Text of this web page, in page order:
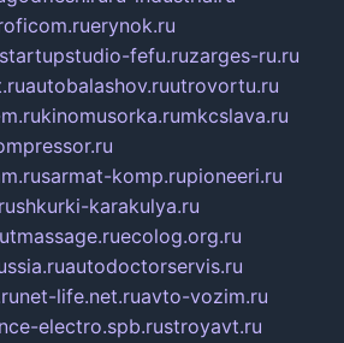
erynok.ru
startupstudio-fefu.ruzarges-ru.ru
autobalashov.ruutrovortu.ru
kinomusorka.rumkcslava.ru
sarmat-komp.rupioneeri.ru
shkurki-karakulya.ru
ecolog.org.ru
autodoctorservis.ru
net-life.net.ruavto-vozim.ru
electro.spb.rustroyavt.ru